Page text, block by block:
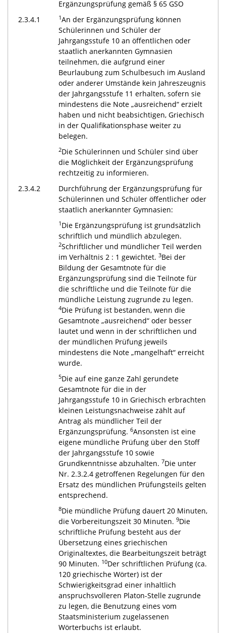
Ergänzungsprüfung gemäß § 65 GSO
2.3.4.1
1An der Ergänzungsprüfung können
Schülerinnen und Schüler der
Jahrgangsstufe 10 an öffentlichen oder
staatlich anerkannten Gymnasien
teilnehmen, die aufgrund einer
Beurlaubung zum Schulbesuch im Ausland
oder anderer Umstände kein Jahreszeugnis
der Jahrgangsstufe 11 erhalten, sofern sie
mindestens die Note „ausreichend“ erzielt
haben und nicht beabsichtigen, Griechisch
in der Qualifikationsphase weiter zu
belegen.
2Die Schülerinnen und Schüler sind über
die Möglichkeit der Ergänzungsprüfung
rechtzeitig zu informieren.
2.3.4.2
Durchführung der Ergänzungsprüfung für
Schülerinnen und Schüler öffentlicher oder
staatlich anerkannter Gymnasien:
1 Die Ergänzungsprüfung ist grundsätzlich
schriftlich und mündlich abzulegen.
2Schriftlicher und mündlicher Teil werden
im Verhältnis 2 : 1 gewichtet. 3Bei der
Bildung der Gesamtnote für die
Ergänzungsprüfung sind die Teilnote für
die schriftliche und die Teilnote für die
mündliche Leistung zugrunde zu legen.
4Die Prüfung ist bestanden, wenn die
Gesamtnote „ausreichend“ oder besser
lautet und wenn in der schriftlichen und
der mündlichen Prüfung jeweils
mindestens die Note „mangelhaft“ erreicht
wurde.
5Die auf eine ganze Zahl gerundete
Gesamtnote für die in der
Jahrgangsstufe 10 in Griechisch erbrachten
kleinen Leistungsnachweise zählt auf
Antrag als mündlicher Teil der
Ergänzungsprüfung. 6Ansonsten ist eine
eigene mündliche Prüfung über den Stoff
der Jahrgangsstufe 10 sowie
Grundkenntnisse abzuhalten. 7Die unter
Nr. 2.3.2.4 getroffenen Regelungen für den
Ersatz des mündlichen Prüfungsteils gelten
entsprechend.
8Die mündliche Prüfung dauert 20 Minuten,
die Vorbereitungszeit 30 Minuten. 9Die
schriftliche Prüfung besteht aus der
Übersetzung eines griechischen
Originaltextes, die Bearbeitungszeit beträgt
90 Minuten. 10Der schriftlichen Prüfung (ca.
120 griechische Wörter) ist der
Schwierigkeitsgrad einer inhaltlich
anspruchsvolleren Platon-Stelle zugrunde
zu legen, die Benutzung eines vom
Staatsministerium zugelassenen
Wörterbuchs ist erlaubt.